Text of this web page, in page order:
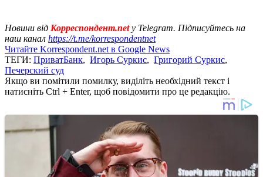
Новини від Корреспондент.netу Telegram. Підписуйтесь на
наш канал https://t.me/korrespondentnet
Читайте Korrespondent.net в Google News
ТЕГИ: ПриватБанк, Игорь Суркис, Григорий Суркис,
Печерский суд
Якщо ви помітили помилку, виділіть необхідний текст і
натисніть Ctrl + Enter, щоб повідомити про це редакцію.